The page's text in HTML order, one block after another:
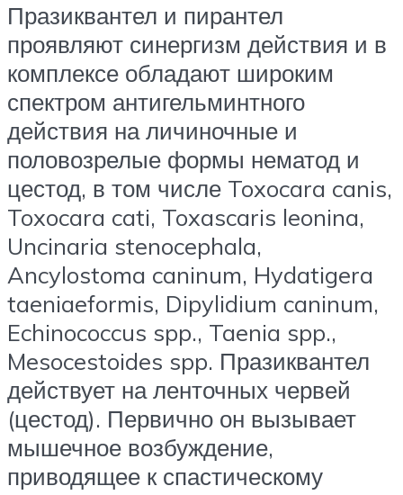
Празиквантел и пирантел
проявляют синергизм действия и в
комплексе обладают широким
спектром антигельминтного
действия на личиночные и
половозрелые формы нематод и
цестод, в том числе Toxocara canis,
Toxocara cati, Toxascaris leonina,
Uncinaria stenocephala,
Ancylostoma caninum, Hydatigera
taeniaeformis, Dipylidium caninum,
Echinococcus spp., Taenia spp.,
Mesocestoides spp. Празиквантел
действует на ленточных червей
(цестод). Первично он вызывает
мышечное возбуждение,
приводящее к спастическому